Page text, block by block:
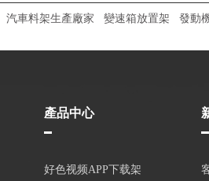
汽車料架生產廠家 變速箱放置架 發動
產品中心
好色视频APP下载架